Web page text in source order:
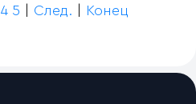
4 5 След. Конец